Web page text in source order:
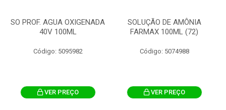
SO PROF. AGUA OXIGENADA
40V 100ML
Código: 5095982
VER PREÇO
SOLUÇÃO DE AMÔNIA
FARMAX 100ML (72)
Código: 5074988
VER PREÇO